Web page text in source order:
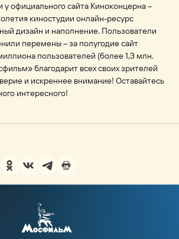
у официального сайта Киноконцерна –
киностудии онлайн-ресурс
дизайн и наполнение. Пользователи
перемены – за полугодие сайт
пользователей (более 1,3 млн.
благодарит всех своих зрителей
и искреннее внимание! Оставайтесь
интересного!